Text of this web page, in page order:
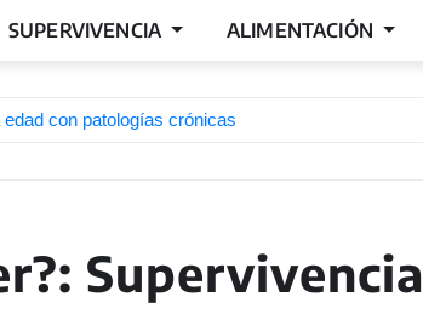
SUPERVIVENCIA ALIMENTACIÓN
con patologías crónicas
Supervivencia